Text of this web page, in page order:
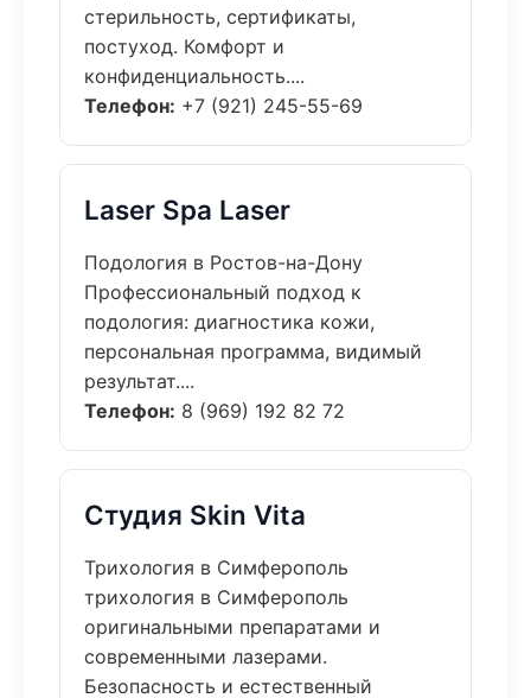
стерильность, сертификаты,
постуход. Комфорт и
конфиденциальность....
Телефон: +7 (921) 245-55-69
Laser Spa Laser
Подология в Ростов-на-Дону
Профессиональный подход к
подология: диагностика кожи,
персональная программа, видимый
результат....
Телефон: 8 (969) 192 82 72
Студия Skin Vita
Трихология в Симферополь
трихология в Симферополь
оригинальными препаратами и
современными лазерами.
Безопасность и естественный